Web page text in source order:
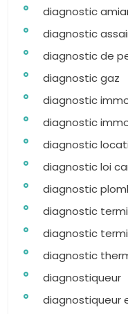
diagnostic
diagnostic
diagnostic de
diagnostic gaz
diagnostic
diagnostic
diagnostic
diagnostic loi
diagnostic
diagnostic
diagnostic
diagnostic
diagnostiqueur
diagnostiqueur